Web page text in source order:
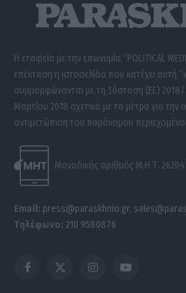
Η εταιρεία με την επωνυμία “POLITICAL
επέκταση η ιστοσελίδα που κατέχει αυτή
συμμορφώνονται με τη Σύσταση (ΕΕ) 2018/
Μαρτίου 2018 σχετικά με τα μέτρα για την
αντιμετώπιση του παράνομου
Μοναδικός αριθμός Μ.Η.Τ.
Email: press@paraskhnio.gr,
Τηλέφωνο: 210 9580876
Facebook
X
InstagramYouTube